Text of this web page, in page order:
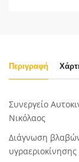
Περιγραφή
Συνεργείο
Νικόλαος
Διάγνωση
υγραεριοκίνησης